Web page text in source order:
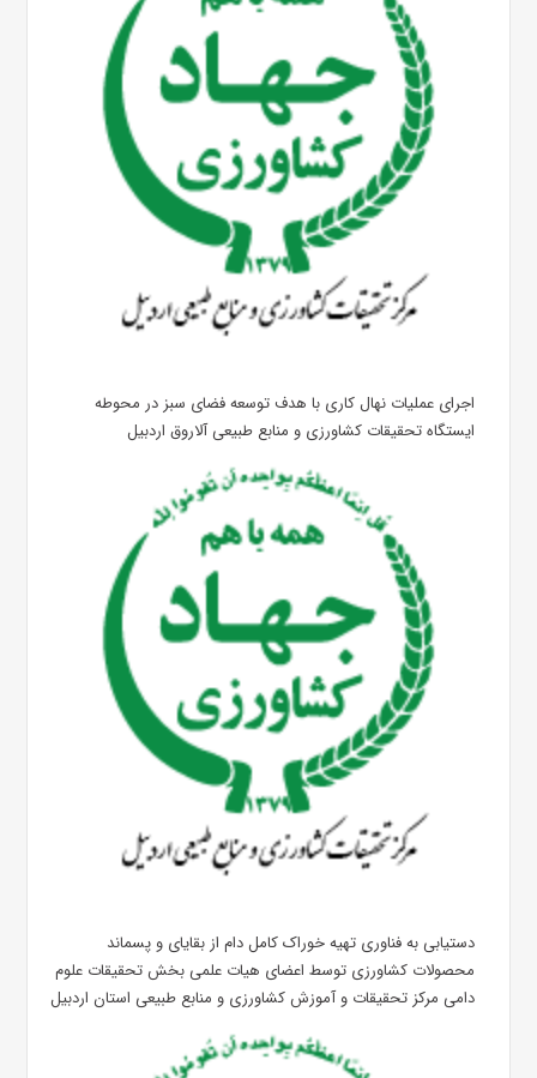
اجرای عملیات نهال کاری با هدف توسعه فضای سبز در محوطه
ایستگاه تحقیقات کشاورزی و منابع طبیعی آلاروق اردبیل
دستیابی به فناوری تهیه خوراک کامل دام از بقایای و پسماند
محصولات کشاورزی توسط اعضای هیات علمی بخش تحقیقات علوم
دامی مرکز تحقیقات و آموزش کشاورزی و منابع طبیعی استان اردبیل